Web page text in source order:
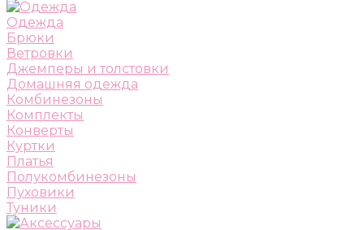
Одежда
Брюки
Ветровки
Джемперы и толстовки
Домашняя одежда
Комбинезоны
Комплекты
Конверты
Куртки
Платья
Полукомбинезоны
Пуховики
Туники